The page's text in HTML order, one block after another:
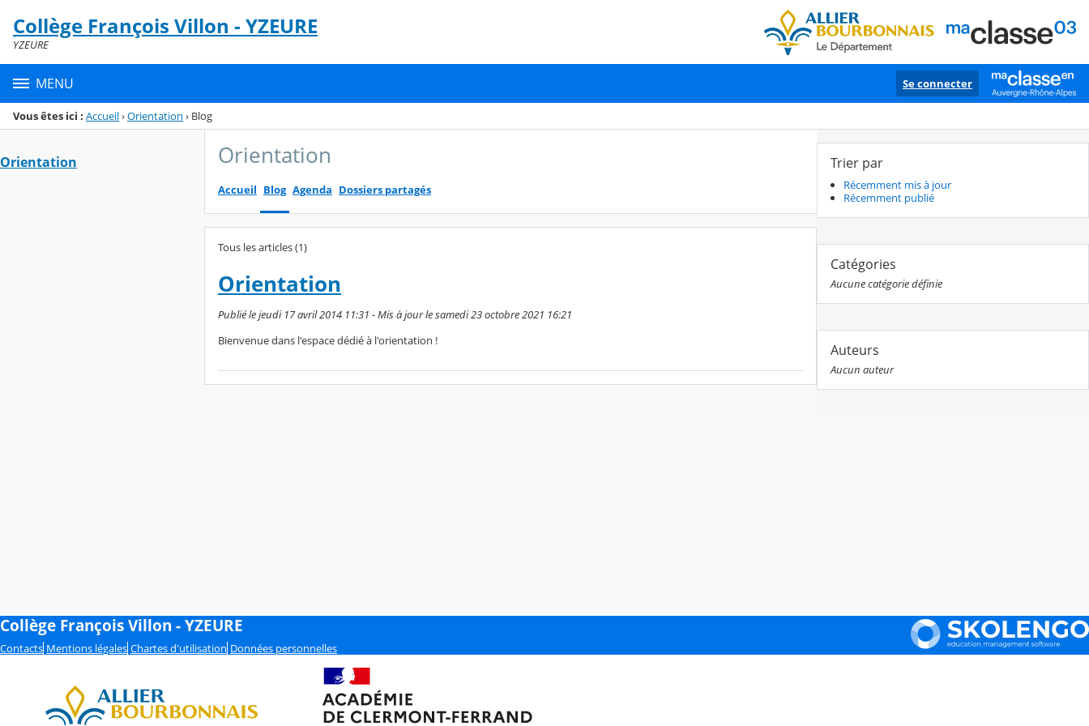
Menu de la rubrique
Contenu
Collège François Villon - YZEURE
YZEURE
MENU Se connecter
Vous êtes ici : Accueil›Orientation › Blog
Orientation Orientation
Accueil Blog Agenda Dossiers partagés
Tous les articles (1)
Orientation
Publié le jeudi 17 avril 2014 11:31 - Mis à jour le samedi 23 octobre 2021 16:21
Bienvenue dans l'espace dédié à l'orientation !
Trier par
Récemment mis à jour
Récemment publié
Catégories
Aucune catégorie définie
Auteurs
Aucun auteur
Collège François Villon - YZEURE
Contacts Mentions légales Chartes d'utilisation Données personnelles